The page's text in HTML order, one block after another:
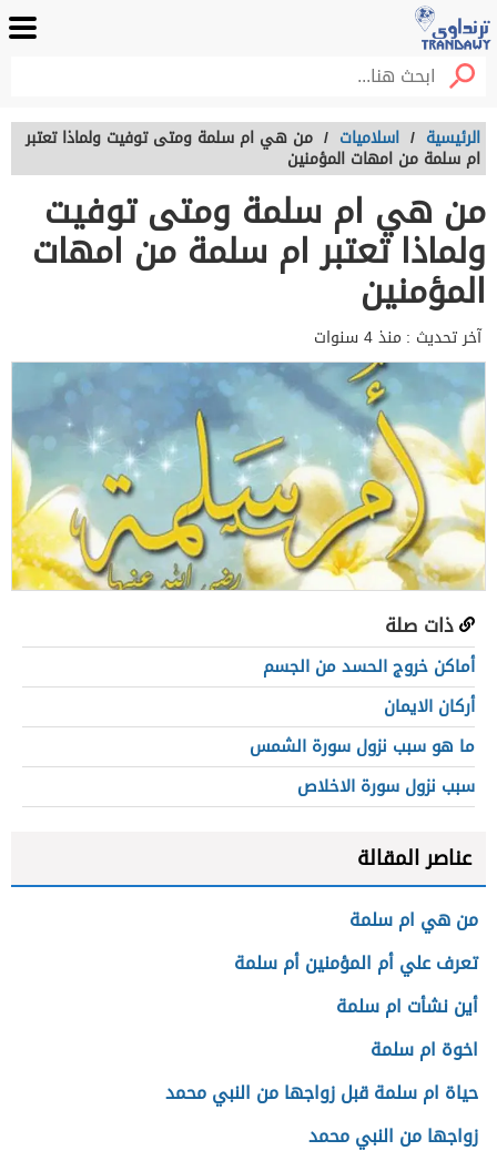
الرئيسية / اسلاميات / من هي ام سلمة ومتى توفيت ولماذا تعتبر
ام سلمة من امهات المؤمنين
من هي ام سلمة ومتى توفيت
ولماذا تعتبر ام سلمة من امهات
المؤمنين
آخر تحديث : منذ 4 سنوات
ذات صلة
أماكن خروج الحسد من الجسم
أركان الايمان
ما هو سبب نزول سورة الشمس
سبب نزول سورة الاخلاص
عناصر المقالة
من هي ام سلمة
تعرف علي أم المؤمنين أم سلمة
أين نشأت ام سلمة
اخوة ام سلمة
حياة ام سلمة قبل زواجها من النبي محمد
زواجها من النبي محمد